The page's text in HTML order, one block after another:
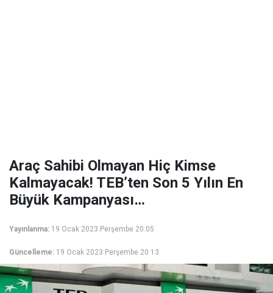
Araç Sahibi Olmayan Hiç Kimse
Kalmayacak! TEB’ten Son 5 Yılın En
Büyük Kampanyası…
Yayınlanma: 19 Ocak 2023 Perşembe 20:05
Güncelleme: 19 Ocak 2023 Perşembe 20:13